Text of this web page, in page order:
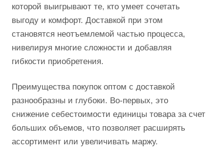
которой выигрывают те, кто умеет сочетать
выгоду и комфорт. Доставкой при этом
становятся неотъемлемой частью процесса,
нивелируя многие сложности и добавляя
гибкости приобретения.
Преимущества покупок оптом с доставкой
разнообразны и глубоки. Во-первых, это
снижение себестоимости единицы товара за счет
больших объемов, что позволяет расширять
ассортимент или увеличивать маржу.